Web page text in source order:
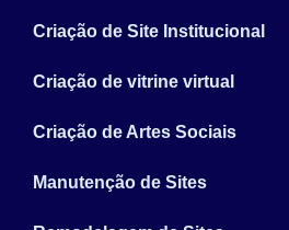
Criação de Site Institucional
Criação de vitrine virtual
Criação de Artes Sociais
Manutenção de Sites